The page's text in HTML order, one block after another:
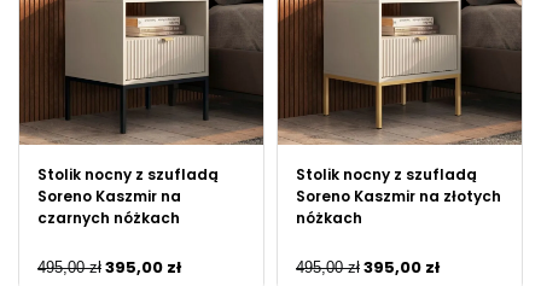
Stolik nocny z szufladą
Soreno Kaszmir na
czarnych nóżkach
495,00zł 395,00 zł
Stolik nocny z szufladą
Soreno Kaszmir na złotych
nóżkach
495,00zł 395,00 zł